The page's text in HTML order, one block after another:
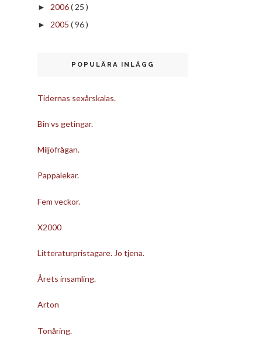
► 2006( 25 )
► 2005 ( 96 )
POPULÄRA INLÄGG
Tidernas sexårskalas.
Bin vs getingar.
Miljöfrågan.
Pappalekar.
Fem veckor.
X2000
Litteraturpristagare. Jo tjena.
Årets insamling.
Arton
Tonåring.